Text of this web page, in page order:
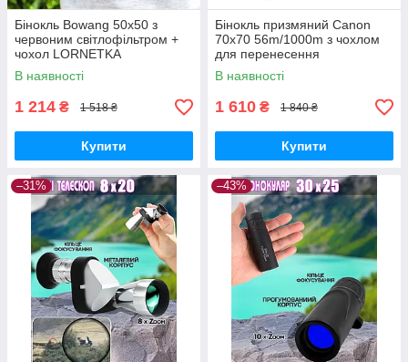
Бінокль Bowang 50х50 з
червоним світлофільтром +
чохол LORNETKA
В наявності
1 214 ₴ 1 518 ₴
Купити
Бінокль призмяний Canon
70x70 56m/1000m з чохлом
для перенесення
водонепроникний
В наявності
1 610 ₴ 1 840 ₴
Купити
–31% –43%